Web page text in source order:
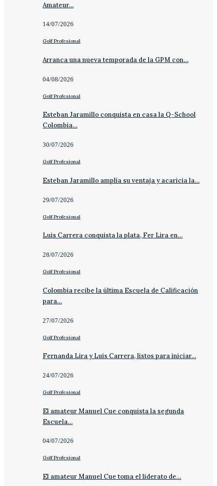
Amateur…
14/07/2026
Golf Profesional
Arranca una nueva temporada de la GPM con…
04/08/2026
Golf Profesional
Esteban Jaramillo conquista en casa la Q-School
Colombia…
30/07/2026
Golf Profesional
Esteban Jaramillo amplía su ventaja y acaricia la…
29/07/2026
Golf Profesional
Luis Carrera conquista la plata, Fer Lira en…
28/07/2026
Golf Profesional
Colombia recibe la última Escuela de Calificación
para…
27/07/2026
Golf Profesional
Fernanda Lira y Luis Carrera, listos para iniciar…
24/07/2026
Golf Profesional
El amateur Manuel Cue conquista la segunda
Escuela…
04/07/2026
Golf Profesional
El amateur Manuel Cue toma el liderato de…